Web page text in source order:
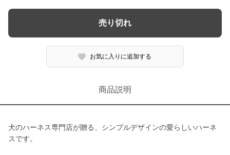
売り切れ
お気に入りに追加する
商品説明
犬のハーネス専門店が贈る、シンプルデザインの愛らしいハーネ
スです。